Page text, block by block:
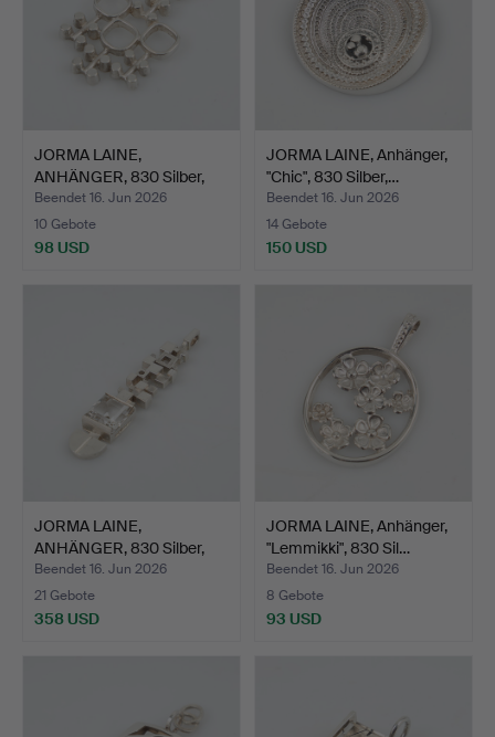
JORMA LAINE,
ANHÄNGER, 830 Silber,
Kultate…
Beendet 16. Jun 2026
10 Gebote
98 USD
JORMA LAINE, Anhänger,
"Chic", 830 Silber,…
Beendet 16. Jun 2026
14 Gebote
150 USD
JORMA LAINE,
ANHÄNGER, 830 Silber,
Bergkri…
Beendet 16. Jun 2026
21 Gebote
358 USD
JORMA LAINE, Anhänger,
"Lemmikki", 830 Sil…
Beendet 16. Jun 2026
8 Gebote
93 USD